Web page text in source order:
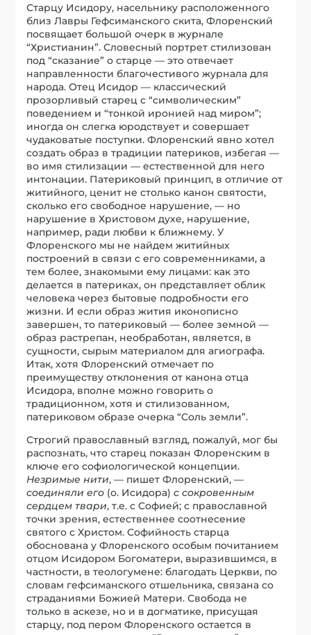
Старцу Исидору, насельнику расположенного
близ Лавры Гефсиманского скита, Флоренский
посвящает большой очерк в журнале
“Христианин”. Словесный портрет стилизован
под “сказание” о старце — это отвечает
направленности благочестивого журнала для
народа. Отец Исидор — классический
прозорливый старец с “символическим”
поведением и “тонкой иронией над миром”;
иногда он слегка юродствует и совершает
чудаковатые поступки. Флоренский явно хотел
создать образ в традиции патериков, избегая —
во имя стилизации — естественной для него
интонации. Патериковый принцип, в отличие от
житийного, ценит не столько канон святости,
сколько его свободное нарушение, — но
нарушение в Христовом духе, нарушение,
например, ради любви к ближнему. У
Флоренского мы не найдем житийных
построений в связи с его современниками, а
тем более, знакомыми ему лицами: как это
делается в патериках, он представляет облик
человека через бытовые подробности его
жизни. И если образ жития иконописно
завершен, то патериковый — более земной —
образ растрепан, необработан, является, в
сущности, сырым материалом для агиографа.
Итак, хотя Флоренский отмечает по
преимуществу отклонения от канона отца
Исидора, вполне можно говорить о
традиционном, хотя и стилизованном,
патериковом образе очерка “Соль земли”.
Строгий православный взгляд, пожалуй, мог бы
распознать, что старец показан Флоренским в
ключе его софиологической концепции.
Незримые нити, — пишет Флоренский, —
соединяли его (о. Исидора)с сокровенным
сердцем твари, т.е. с Софией; с православной
точки зрения, естественнее соотнесение
святого с Христом. Софийность старца
обоснована у Флоренского особым почитанием
отцом Исидором Богоматери, выразившимся, в
частности, в теологумене: благодать Церкви, по
словам гефсиманского отшельника, связана со
страданиями Божией Матери. Свобода не
только в аскезе, но и в догматике, присущая
старцу, под пером Флоренского остается в